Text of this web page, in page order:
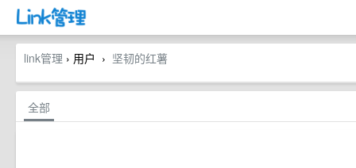
link管理 › 用户 › 坚韧的红薯
全部